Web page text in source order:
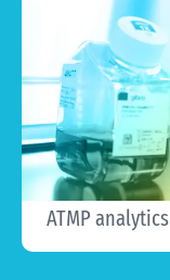
ATMP analytics